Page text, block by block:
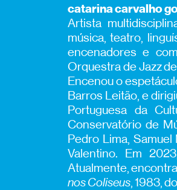
catarina carvalho
Artista
música, teatro,
encenadores e
Orquestra de Jazz
Encenou o
Barros Leitão, e
Portuguesa da
Conservatório de
Pedro Lima,
Valentino. Em
Atualmente,
nos Coliseus, 1983,